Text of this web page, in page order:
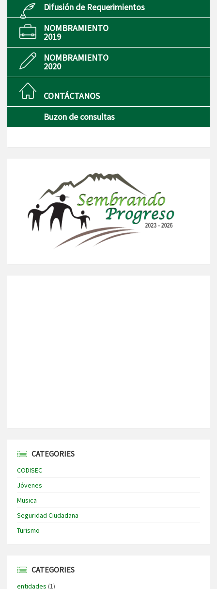
Difusión de Requerimientos
NOMBRAMIENTO
2019
NOMBRAMIENTO
2020
CONTÁCTANOS
Buzon de consultas
CATEGORIES
CODISEC
Jóvenes
Musica
Seguridad Ciudadana
Turismo
CATEGORIES
entidades (1)